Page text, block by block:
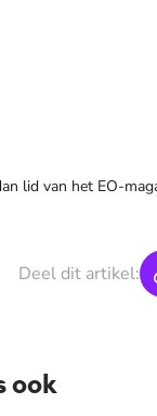
lid van het EO-
Deel dit artikel:
ook